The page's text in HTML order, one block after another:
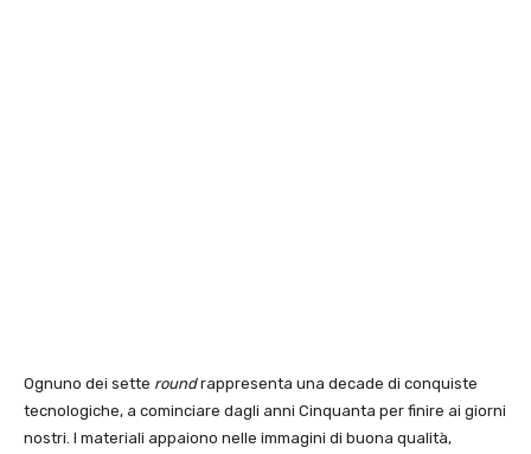
Ognuno dei sette roundrappresenta una decade di conquiste
tecnologiche, a cominciare dagli anni Cinquanta per finire ai giorni
nostri. I materiali appaiono nelle immagini di buona qualità,